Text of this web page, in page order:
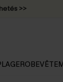
>>
ROBE